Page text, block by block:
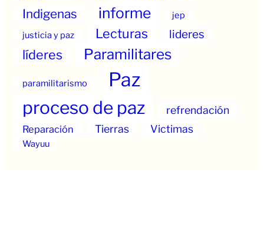
Indigenas informe
jep
justicia y paz
Lecturas lideres
líderes Paramilitares
paramilitarismo Paz
proceso de paz refrendación
Reparación Tierras Victimas
Wayuu